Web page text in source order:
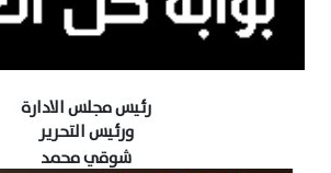
رئيس مجلس الادارة
ورئيس التحرير
شوقي محمد